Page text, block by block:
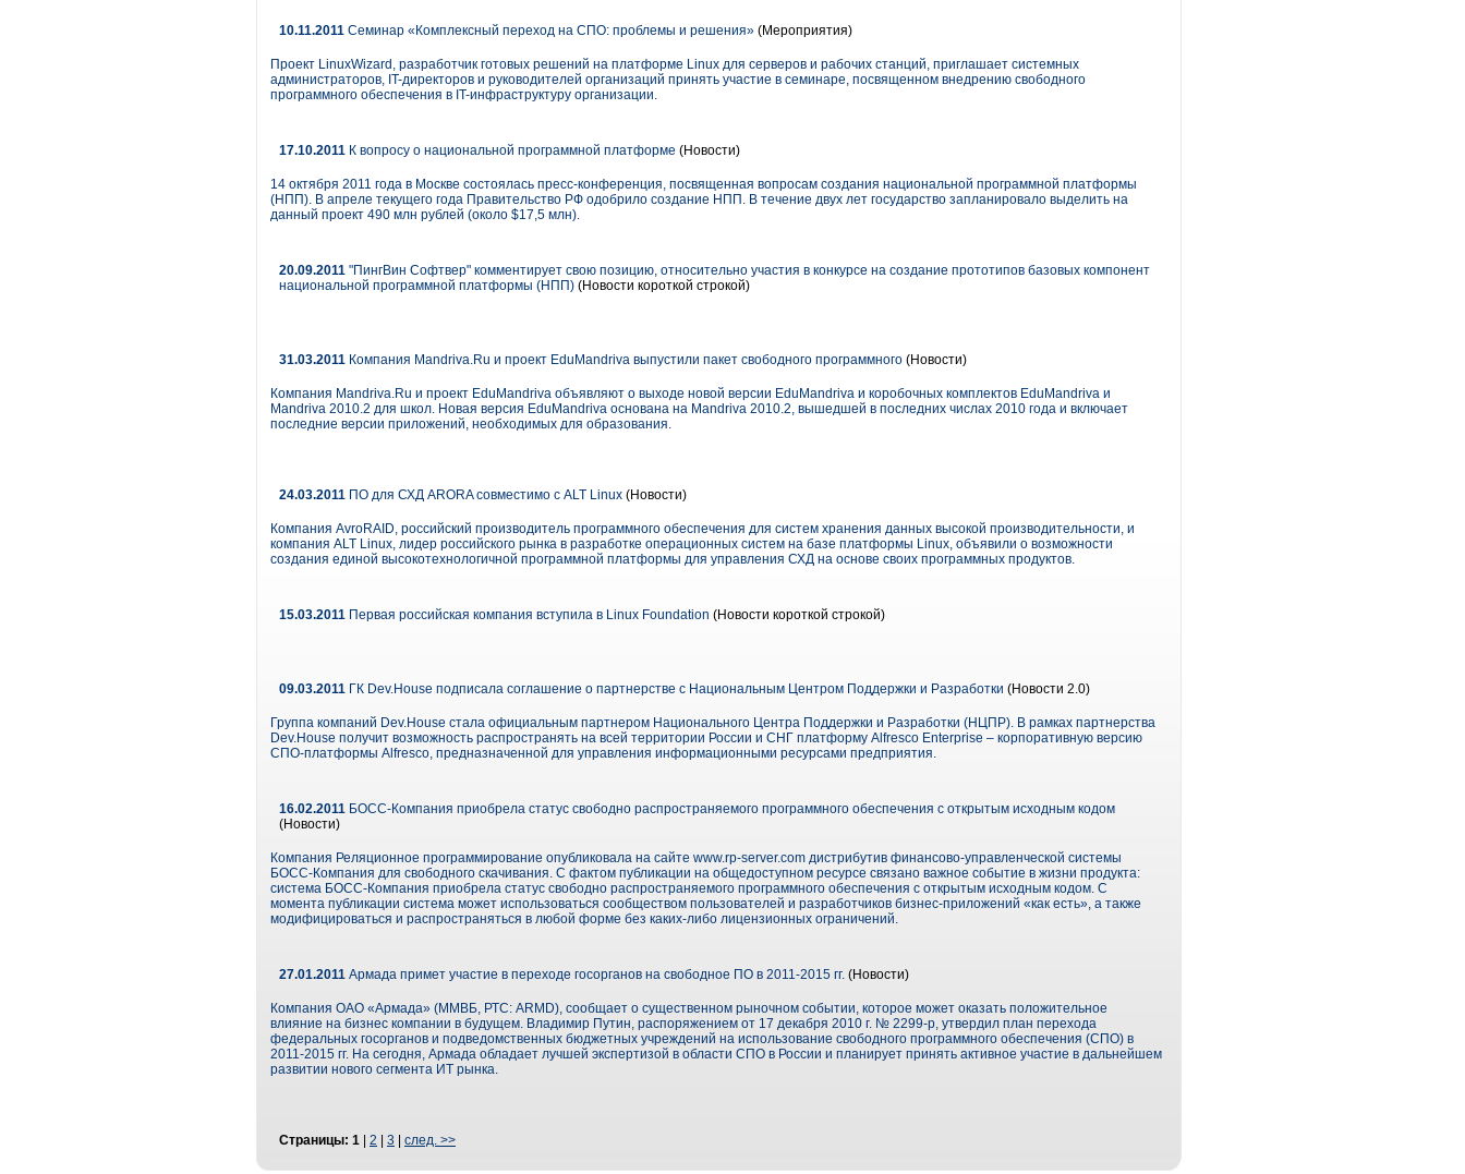
10.11.2011 Семинар «Комплексный переход на СПО: проблемы и решения» (Мероприятия)
Проект LinuxWizard, разработчик готовых решений на платформе Linux для серверов и рабочих станций, приглашает системных
администраторов, IT-директоров и руководителей организаций принять участие в семинаре, посвященном внедрению свободного
программного обеспечения в IT-инфраструктуру организации.
17.10.2011 К вопросу о национальной программной платформе (Новости)
14 октября 2011 года в Москве состоялась пресс-конференция, посвященная вопросам создания национальной программной платформы
(НПП). В апреле текущего года Правительство РФ одобрило создание НПП. В течение двух лет государство запланировало выделить на
данный проект 490 млн рублей (около $17,5 млн).
20.09.2011 "ПингВин Софтвер" комментирует свою позицию, относительно участия в конкурсе на создание прототипов базовых компонент
национальной программной платформы (НПП) (Новости короткой строкой)
31.03.2011 Компания Mandriva.Ru и проект EduMandriva выпустили пакет свободного программного (Новости)
Компания Mandriva.Ru и проект EduMandriva объявляют о выходе новой версии EduMandriva и коробочных комплектов EduMandriva и
Mandriva 2010.2 для школ. Новая версия EduMandriva основана на Mandriva 2010.2, вышедшей в последних числах 2010 года и включает
последние версии приложений, необходимых для образования.
24.03.2011 ПО для СХД ARORA совместимо с ALT Linux (Новости)
Компания AvroRAID, российский производитель программного обеспечения для систем хранения данных высокой производительности, и
компания ALT Linux, лидер российского рынка в разработке операционных систем на базе платформы Linux, объявили о возможности
создания единой высокотехнологичной программной платформы для управления СХД на основе своих программных продуктов.
15.03.2011 Первая российская компания вступила в Linux Foundation (Новости короткой строкой)
09.03.2011 ГК Dev.House подписала соглашение о партнерстве с Национальным Центром Поддержки и Разработки (Новости 2.0)
Группа компаний Dev.House стала официальным партнером Национального Центра Поддержки и Разработки (НЦПР). В рамках партнерства
Dev.House получит возможность распространять на всей территории России и СНГ платформу Alfresco Enterprise – корпоративную версию
СПО-платформы Alfresco, предназначенной для управления информационными ресурсами предприятия.
16.02.2011 БОСС-Компания приобрела статус свободно распространяемого программного обеспечения с открытым исходным кодом
(Новости)
Компания Реляционное программирование опубликовала на сайте www.rp-server.com дистрибутив финансово-управленческой системы
БОСС-Компания для свободного скачивания. С фактом публикации на общедоступном ресурсе связано важное событие в жизни продукта:
система БОСС-Компания приобрела статус свободно распространяемого программного обеспечения с открытым исходным кодом. С
момента публикации система может использоваться сообществом пользователей и разработчиков бизнес-приложений «как есть», а также
модифицироваться и распространяться в любой форме без каких-либо лицензионных ограничений.
27.01.2011 Армада примет участие в переходе госорганов на свободное ПО в 2011-2015 гг. (Новости)
Компания ОАО «Армада» (ММВБ, РТС: ARMD), сообщает о существенном рыночном событии, которое может оказать положительное
влияние на бизнес компании в будущем. Владимир Путин, распоряжением от 17 декабря 2010 г. № 2299-р, утвердил план перехода
федеральных госорганов и подведомственных бюджетных учреждений на использование свободного программного обеспечения (СПО) в
2011-2015 гг. На сегодня, Армада обладает лучшей экспертизой в области СПО в России и планирует принять активное участие в дальнейшем
развитии нового сегмента ИТ рынка.
Страницы: 1 2 3 след. >>